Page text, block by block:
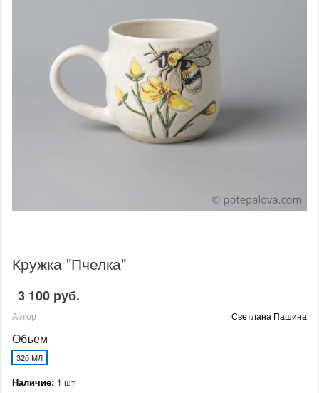
Кружка "Пчелка"
3 100 руб.
Автор Светлана Пашина
Объем
320 МЛ
Наличие: 1 шт